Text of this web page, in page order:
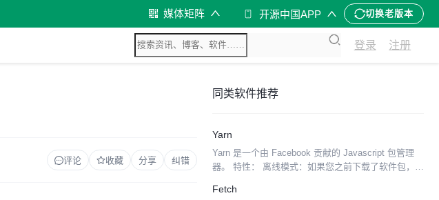
媒体矩阵 开源中国APP 切换老版本
登录 注册
评论 收藏 分享 纠错
同类软件推荐
Yarn
Yarn 是一个由 Facebook 贡献的 Javascript 包管理
器。 特性： 离线模式：如果您之前下载了软件包，则
无论安装顺序如何，相同的依赖...
Fetch